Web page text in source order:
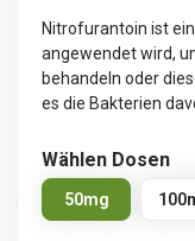
Nitrofurantoin ist
angewendet wird,
behandeln oder
es die Bakterien
Wählen Dosen
50mg